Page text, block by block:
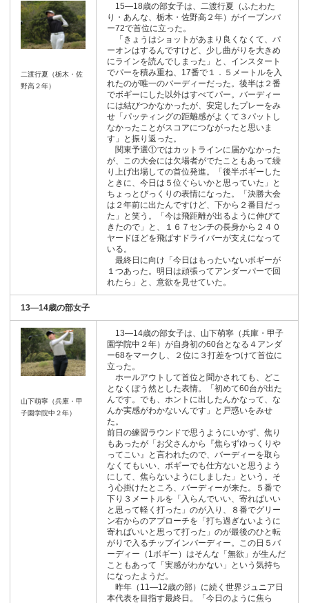
二渡行夏（栃木・佐
野高２年）
15―18歳の部女子は、二渡行夏（ふたわた
り・あんな、栃木・佐野高２年）がイーブンパ
ー72で首位に立った。
「きょうはショットがあまり良くなくて、パ
ーオンはするんですけど、少し曲がりを大きめ
にラインを読んでしまった」と、インスタート
でパーを積み重ね、17番で１．５メートルを入
れたのが唯一のバーディーだった。後半は２番
でボギーにした以外はすべてパー。バーディー
には結びつかなかったが、安定したプレーをみ
せ「パッティングの距離感がよくて３パットし
なかったことがスコアにつながったと思いま
す」と振り返った。
関東予選①ではカットラインに届かなかった
が、この大会には欠場者がでたこともあって繰
り上げ出場しての首位発進。「後半ボギーした
ときに、今日は５位ぐらいかと思っていた」と
ちょっとびっくりの表情になった。「決勝大会
は２年前に出たんですけど、下から２番目だっ
た」と笑う。「今は飛距離が出るように伸びて
きたので」と、１６７センチの長身から２４０
ヤードほどを飛ばすドライバーが支えになって
いる。
最終日に向け「今日はもったいないボギーが
１つあった。明日は頑張ってアンダーパーで回
れたら」と、意欲を見せていた。
13―14歳の部女子
山下萌寧（兵庫・甲
子園学院中２年）
13―14歳の部女子は、山下萌寧（兵庫・甲子
園学院中２年）が自身初の60台となる４アンダ
ー68をマークし、２位に３打差をつけて首位に
立った。
ホールアウトして首位と聞かされても、どこ
となくぼう然とした表情。「初めて60台が出た
んです。でも、ホントに出したんかなって、な
んか実感がわかないんです」と戸惑いをみせ
た。
前日の練習ラウンドで思うようにいかず、焦り
もあったが「お父さんから『焦らずゆっくりや
ってこい』と言われたので、バーディーを取ら
なくてもいい、ボギーでも仕方ないと思うよう
にして、焦らないようにしました」という。そ
う心掛けたところ、バーディーが来た。５番で
下り３メートルを「入らんでいい、寄ればいい
と思って軽く打った」のが入り、８番でグリー
ン右からのアプローチを「打ち過ぎないように
寄ればいいと思って打った」のが最後のひと転
がりで入るチップインバーディー。この日５バ
ーディー（1ボギー）はそんな「無欲」が生んだ
こともあって「実感がわかない」という気持ち
になったようだ。
昨年（11―12歳の部）に続く世界ジュニア日
本代表を目指す最終日。「今日のように焦ら